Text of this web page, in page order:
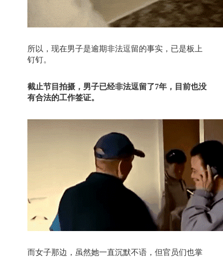
所以，现在男子是逾期非法逗留的事实，已是板上
钉钉。
截止节目拍摄，男子已经非法逗留了7年，目前也没
有合法的工作签证。
而女子那边，虽然她一直沉默不语，但官员们也掌